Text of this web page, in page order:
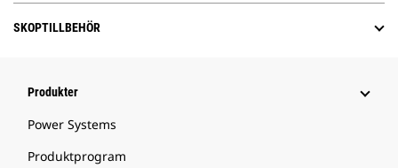
SKOPTILLBEHÖR
Produkter
Power Systems
Produktprogram